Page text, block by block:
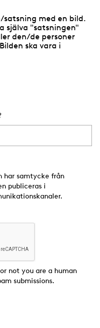
med en bild.
själva "satsningen"
den/de personer
ska vara i
har samtycke från
publiceras i
not you are a human
submissions.